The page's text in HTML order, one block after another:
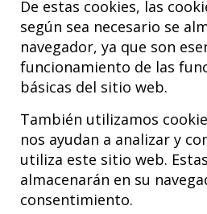
De estas cookies, las
según sea necesario se
navegador, ya que son
funcionamiento de las
básicas del sitio web.
También utilizamos
nos ayudan a analizar y
utiliza este sitio web.
almacenarán en su
consentimiento.
Hospital MiKS Ospitalea